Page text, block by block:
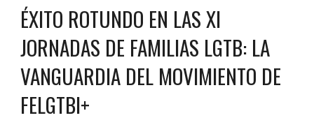
ÉXITO ROTUNDO EN LASXI
JORNADAS DE FAMILIAS LGTB: LA
VANGUARDIA DEL MOVIMIENTO DE
FELGTBI+